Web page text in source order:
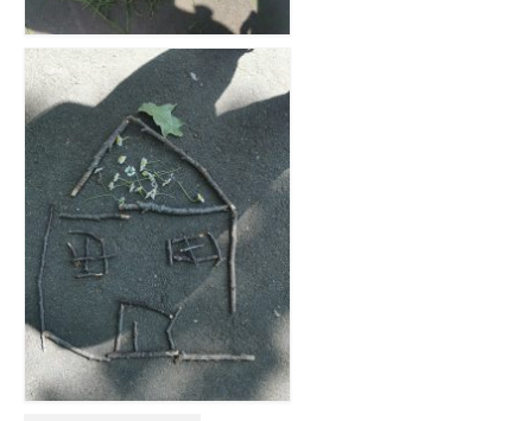
Les sciences participatives
Opération escargots
Placettes à vers de terre
Observatoire des saisons
Oiseaux des jardins
Un carré pour la biodiversité
Les enfants ont créé